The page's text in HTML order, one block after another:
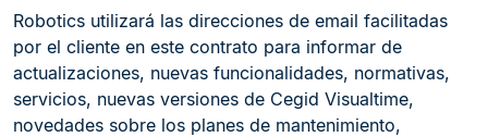
Robotics utilizará las direcciones de email facilitadas
por el cliente en este contrato para informar de
actualizaciones, nuevas funcionalidades, normativas,
servicios, nuevas versiones de Cegid Visualtime,
novedades sobre los planes de mantenimiento,